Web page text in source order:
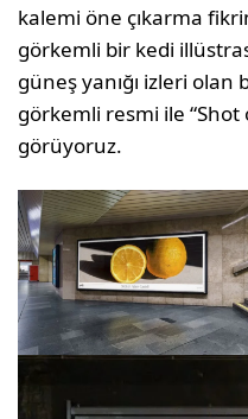
kalemi öne çıkarma
görkemli bir kedi
güneş yanığı izleri
görkemli resmi ile “Shot
görüyoruz.